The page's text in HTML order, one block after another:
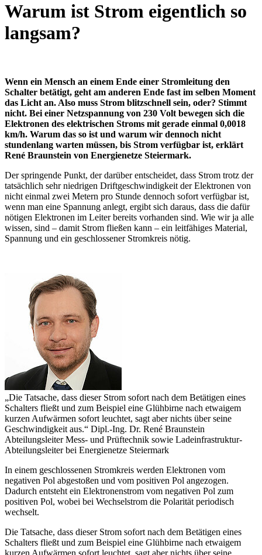
Warum ist Strom eigentlich so
langsam?
Wenn ein Mensch an einem Ende einer Stromleitung den
Schalter betätigt, geht am anderen Ende fast im selben Moment
das Licht an. Also muss Strom blitzschnell sein, oder? Stimmt
nicht. Bei einer Netzspannung von 230 Volt bewegen sich die
Elektronen des elektrischen Stroms mit gerade einmal 0,0018
km/h. Warum das so ist und warum wir dennoch nicht
stundenlang warten müssen, bis Strom verfügbar ist, erklärt
René Braunstein von Energienetze Steiermark.
Der springende Punkt, der darüber entscheidet, dass Strom trotz der
tatsächlich sehr niedrigen Driftgeschwindigkeit der Elektronen von
nicht einmal zwei Metern pro Stunde dennoch sofort verfügbar ist,
wenn man eine Spannung anlegt, ergibt sich daraus, dass die dafür
nötigen Elektronen im Leiter bereits vorhanden sind. Wie wir ja alle
wissen, sind – damit Strom fließen kann – ein leitfähiges Material,
Spannung und ein geschlossener Stromkreis nötig.
„Die Tatsache, dass dieser Strom sofort nach dem Betätigen eines
Schalters fließt und zum Beispiel eine Glühbirne nach etwaigem
kurzen Aufwärmen sofort leuchtet, sagt aber nichts über seine
Geschwindigkeit aus.“ Dipl.-Ing. Dr. René Braunstein
Abteilungsleiter Mess- und Prüftechnik sowie Ladeinfrastruktur-
Abteilungsleiter bei Energienetze Steiermark
In einem geschlossenen Stromkreis werden Elektronen vom
negativen Pol abgestoßen und vom positiven Pol angezogen.
Dadurch entsteht ein Elektronenstrom vom negativen Pol zum
positiven Pol, wobei bei Wechselstrom die Polarität periodisch
wechselt.
Die Tatsache, dass dieser Strom sofort nach dem Betätigen eines
Schalters fließt und zum Beispiel eine Glühbirne nach etwaigem
kurzen Aufwärmen sofort leuchtet, sagt aber nichts über seine